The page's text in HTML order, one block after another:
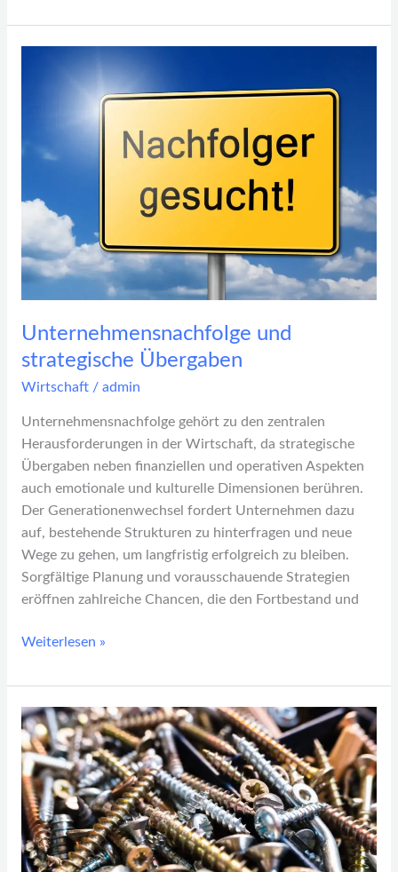
Unternehmensnachfolge und
strategische Übergaben
Wirtschaft/ admin
Unternehmensnachfolge gehört zu den zentralen
Herausforderungen in der Wirtschaft, da strategische
Übergaben neben finanziellen und operativen Aspekten
auch emotionale und kulturelle Dimensionen berühren.
Der Generationenwechsel fordert Unternehmen dazu
auf, bestehende Strukturen zu hinterfragen und neue
Wege zu gehen, um langfristig erfolgreich zu bleiben.
Sorgfältige Planung und vorausschauende Strategien
eröffnen zahlreiche Chancen, die den Fortbestand und
Unternehmensnachfolge
strategische
Übergaben
Weiterlesen »
Innovative
Befestigungslösungen
in
der
Industrie